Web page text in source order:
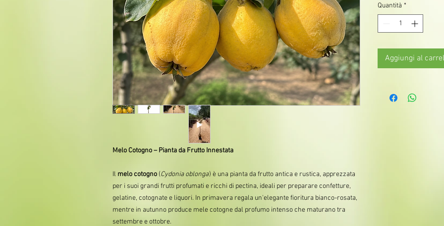
Melo Cotogno – Pianta da Frutto Innestata
Il melo cotogno (Cydonia oblonga) è una pianta da frutto antica e rustica, apprezzata
per i suoi grandi frutti profumati e ricchi di pectina, ideali per preparare confetture,
gelatine, cotognate e liquori. In primavera regala un'elegante fioritura bianco-rosata,
mentre in autunno produce mele cotogne dal profumo intenso che maturano tra
settembre e ottobre.
Quantità *
Aggiungi al